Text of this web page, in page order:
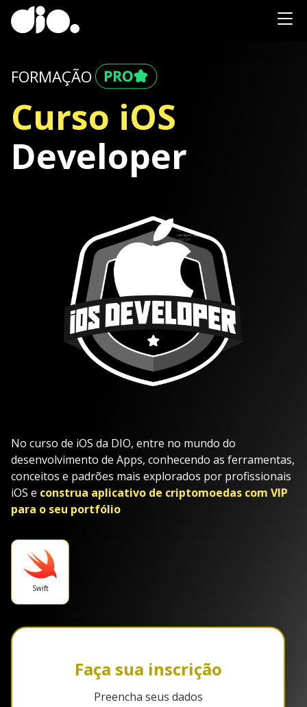
FORMAÇÃO
Curso iOS
Developer
No curso de iOS da DIO, entre no mundo do
desenvolvimento de Apps, conhecendo as ferramentas,
conceitos e padrões mais explorados por profissionais
iOS e construa aplicativo de criptomoedas com VIP
para o seu portfólio
Swift
Faça sua inscrição
Preencha seus dados